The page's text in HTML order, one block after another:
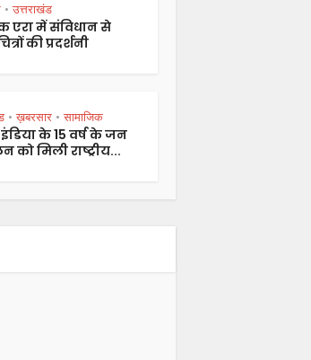
• उत्तराखंड
एरा में संविधान से
की प्रदर्शनी
• ख़बरसार • सामाजिक
के 15 वर्ष के जन
को मिली राष्ट्रीय...